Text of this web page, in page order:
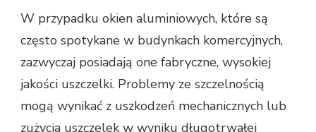
W przypadku okien aluminiowych, które są
często spotykane w budynkach komercyjnych,
zazwyczaj posiadają one fabryczne, wysokiej
jakości uszczelki. Problemy ze szczelnością
mogą wynikać z uszkodzeń mechanicznych lub
zużycia uszczelek w wyniku długotrwałej